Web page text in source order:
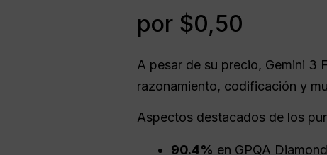
por $0,50
A pesar de su precio, Gemini 3
razonamiento, codificación y
Aspectos destacados de los
90.4% en GPQA